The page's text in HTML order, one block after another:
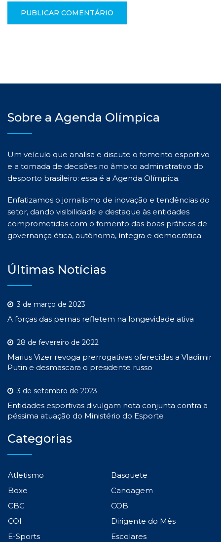
Sobre a Agenda Olímpica
Um veículo que analisa e discute o fomento esportivo
e a tomada de decisões no âmbito administrativo do
desporto brasileiro: essa é a Agenda Olímpica.
Enfatizamos o jornalismo de inovação e tendências do
setor, dando visibilidade e destaque às entidades
comprometidas com o fomento das boas práticas de
governança ética, autônoma, íntegra e democrática.
Últimas Notícias
3 de março de 2023
A forças das pernas refletem na longevidade ativa
28 de fevereiro de 2022
Marius Vizer revoga prerrogativas oferecidas a Vladimir
Putin e desmascara o presidente russo
3 de setembro de 2023
Entidades esportivas divulgam nota conjunta contra a
péssima atuação do Ministério do Esporte
Categorias
Atletismo
Basquete
Boxe
Canoagem
CBC
COB
COI
Dirigente do Mês
E-Sports
Escolares